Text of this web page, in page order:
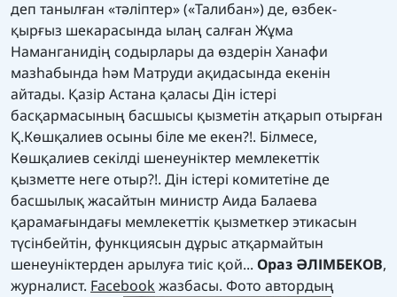
деп танылған «тәліптер» («Талибан») де, өзбек-
қырғыз шекарасында ылаң салған Жұма
Наманганидің содырлары да өздерін Ханафи
мазһабында һәм Матруди ақидасында екенін
айтады. Қазір Астана қаласы Дін істері
басқармасының басшысы қызметін атқарып отырған
Қ.Көшқалиев осыны біле ме екен?!. Білмесе,
Көшқалиев секілді шенеуніктер мемлекеттік
қызметте неге отыр?!. Дін істері комитетіне де
басшылық жасайтын министр Аида Балаева
қарамағындағы мемлекеттік қызметкер этикасын
түсінбейтін, функциясын дұрыс атқармайтын
шенеуніктерден арылуға тиіс қой... Ораз ӘЛІМБЕКОВ,
журналист. Facebook жазбасы. Фото автордың